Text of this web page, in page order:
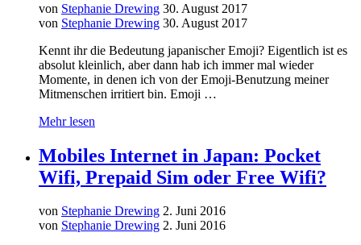
von Stephanie Drewing 30. August 2017
von Stephanie Drewing 30. August 2017
Kennt ihr die Bedeutung japanischer Emoji? Eigentlich ist es
absolut kleinlich, aber dann hab ich immer mal wieder
Momente, in denen ich von der Emoji-Benutzung meiner
Mitmenschen irritiert bin. Emoji …
Mehr lesen
Mobiles Internet in Japan: Pocket
Wifi, Prepaid Sim oder Free Wifi?
von Stephanie Drewing 2. Juni 2016
von Stephanie Drewing 2. Juni 2016